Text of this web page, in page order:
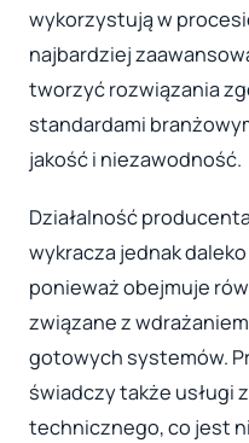
wykorzystują w
najbardziej
tworzyć rozwiązania
standardami
jakość i niezawodność.
Działalność
wykracza jednak
ponieważ obejmuje
związane z
gotowych systemów.
świadczy także usługi
technicznego, co jest